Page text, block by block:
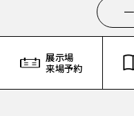
展示場
来場予約